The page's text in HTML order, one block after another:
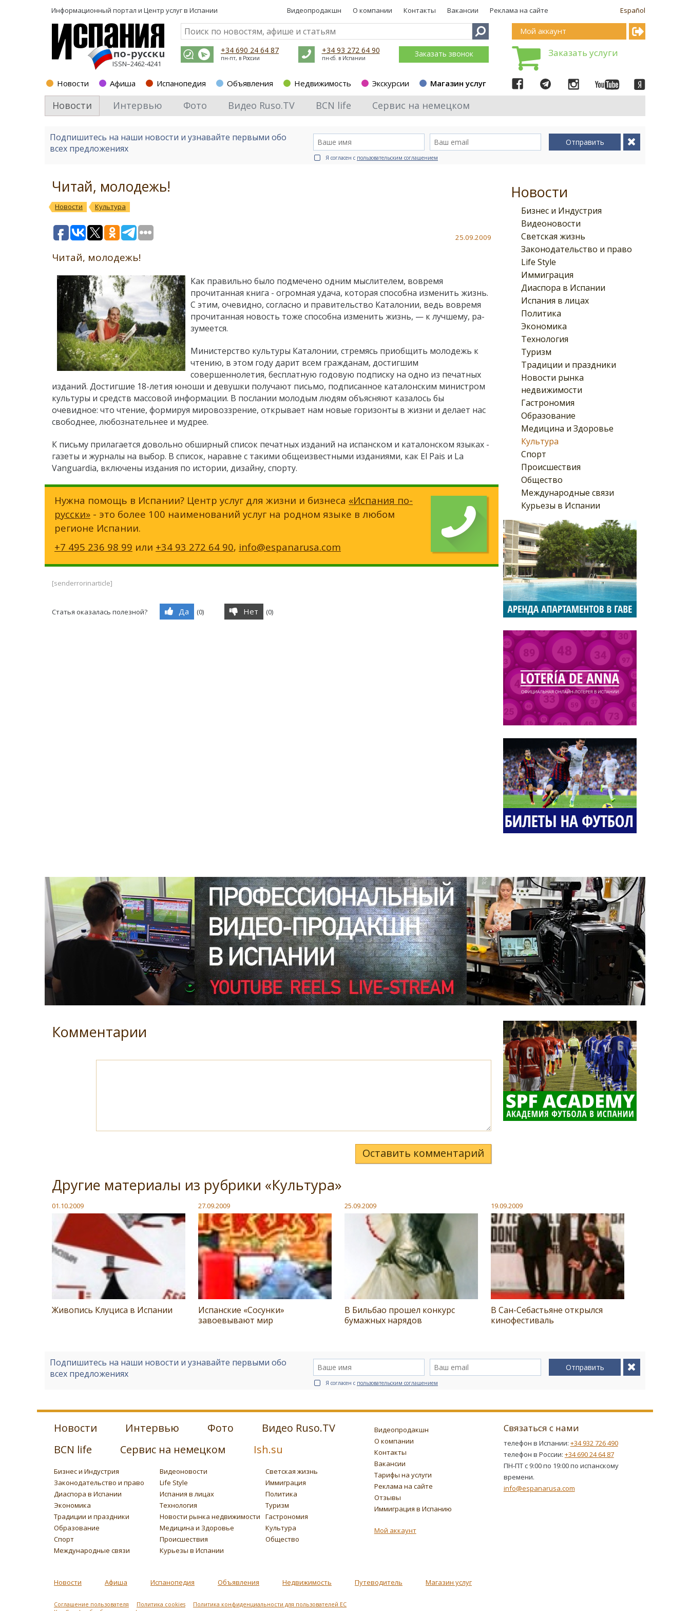
Информационный портал и Центр услуг в Испании Español
Видеопродакшн О компании Контакты Вакансии Реклама на сайте
ISSN–2462-4241
+34 690 24 64 87
пн-пт, в России
+34 93 272 64 90
пн-сб. в Испании Заказать звонок
Новости Афиша Испанопедия Объявления Недвижимость Экскурсии Магазин услуг
Мой аккаунт
Заказать услуги
Новости Интервью Фото Видео Ruso.TV BCN life Сервис на немецком
Подпишитесь на наши новости и узнавайте первыми обо
всех предложениях
Отправить
Я согласен с пользовательским соглашением
Новости
Бизнес и Индустрия
Видеоновости
Светская жизнь
Законодательство и право
Life Style
Иммиграция
Диаспора в Испании
Испания в лицах
Политика
Экономика
Технология
Туризм
Традиции и праздники
Новости рынка
недвижимости
Гастрономия
Образование
Медицина и Здоровье
Культура
Спорт
Происшествия
Общество
Международные связи
Курьезы в Испании
Читай, молодежь!
Новости Культура
25.09.2009
Читай, молодежь!
Как правильно было подме­чено одним мыслителем, вовре­мя
прочитанная книга - огромная удача, которая способна из­менить жизнь.
С этим, очевидно, согласно и правительство Ката­лонии, ведь вовремя
прочитан­ная новость тоже способна из­менить жизнь, — к лучшему, ра­
зумеется.
Министерство культуры Ка­талонии, стремясь приобщить молодежь к
чтению, в этом году дарит всем гражданам, достиг­шим
совершеннолетия, бес­платную годовую подписку на одно из печатных
изданий. Достигшие 18-летия юноши и девушки по­лучают письмо, подписанное ка­талонским министром
культуры и средств массовой информа­ции. В послании молодым людям объясняют казалось бы
очевидное: что чтение, формируя мировоззре­ние, открывает нам новые горизонты в жизни и делает нас
сво­боднее, любознательнее и муд­рее.
К письму прилагается дово­льно обширный список печатных изданий на испанском и каталонском языках -
газеты и жур­налы на выбор. В список, нарав­не с такими общеизвестными изданиями, как El Pais и La
Vanguardia, включены издания по истории, дизайну, спорту.
Нужна помощь в Испании? Центр услуг для жизни и бизнеса «Испания по-
русски» - это более 100 наименований услуг на родном языке в любом
регионе Испании.
+7 495 236 98 99 или +34 93 272 64 90, info@espanarusa.com
[senderrorinarticle]
Статья оказалась полезной? Да (0) Нет (0)
Комментарии
Оставить комментарий
Другие материалы из рубрики «Культура»
01.10.2009
Живопись Клуциса в Испании
27.09.2009
Испанские «Сосунки»
завоевывают мир
25.09.2009
В Бильбао прошел конкурс
бумажных нарядов
19.09.2009
В Сан-Себастьяне открылся
кинофестиваль
Подпишитесь на наши новости и узнавайте первыми обо
всех предложениях
Отправить
Я согласен с пользовательским соглашением
Новости Интервью Фото
Видео Ruso.TV
BCN life
Сервис на немецком Ish.su
Бизнес и Индустрия Видеоновости
Светская жизнь
Законодательство и право
Life Style
Иммиграция
Диаспора в Испании
Испания в лицах
Политика
Экономика
Технология
Туризм
Традиции и праздники
Новости рынка недвижимости
Гастрономия
Образование
Медицина и Здоровье
Культура
Спорт
Происшествия
Общество
Международные связи
Курьезы в Испании
Видеопродакшн
О компании
Контакты
Вакансии
Тарифы на услуги
Реклама на сайте
Отзывы
Иммиграция в Испанию
Мой аккаунт
Связаться с нами
телефон в Испании: +34 932 726 490
телефон в России: +34 690 24 64 87
ПН-ПТ с 9:00 по 19:00 по испанскому
времени.
info@espanarusa.com
Новости Афиша Испанопедия Объявления Недвижимость Путеводитель Магазин услуг
Соглашение пользователя Политика cookies
Политика конфиденциальности для пользователей ЕС